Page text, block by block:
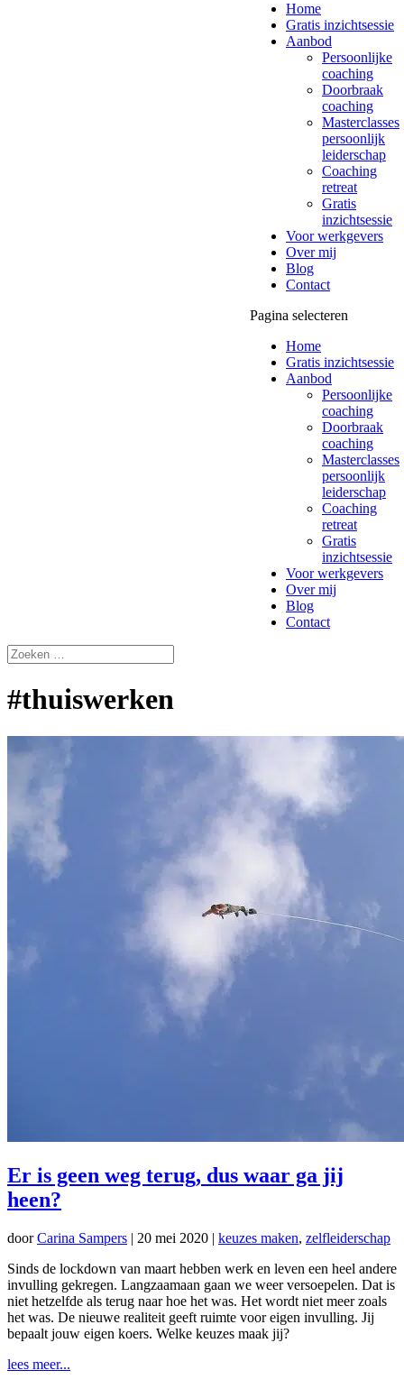
Home
Gratis inzichtsessie
Aanbod
Persoonlijke
coaching
Doorbraak
coaching
Masterclasses
persoonlijk
leiderschap
Coaching
retreat
Gratis
inzichtsessie
Voor werkgevers
Over mij
Blog
Contact
Pagina selecteren
Home
Gratis inzichtsessie
Aanbod
Persoonlijke
coaching
Doorbraak
coaching
Masterclasses
persoonlijk
leiderschap
Coaching
retreat
Gratis
inzichtsessie
Voor werkgevers
Over mij
Blog
Contact
#thuiswerken
Er is geen weg terug, dus waar ga jij
heen?
doorCarina Sampers | 20 mei 2020 | keuzes maken, zelfleiderschap
Sinds de lockdown van maart hebben werk en leven een heel andere
invulling gekregen. Langzaamaan gaan we weer versoepelen. Dat is
niet hetzelfde als terug naar hoe het was. Het wordt niet meer zoals
het was. De nieuwe realiteit geeft ruimte voor eigen invulling. Jij
bepaalt jouw eigen koers. Welke keuzes maak jij?
lees meer...